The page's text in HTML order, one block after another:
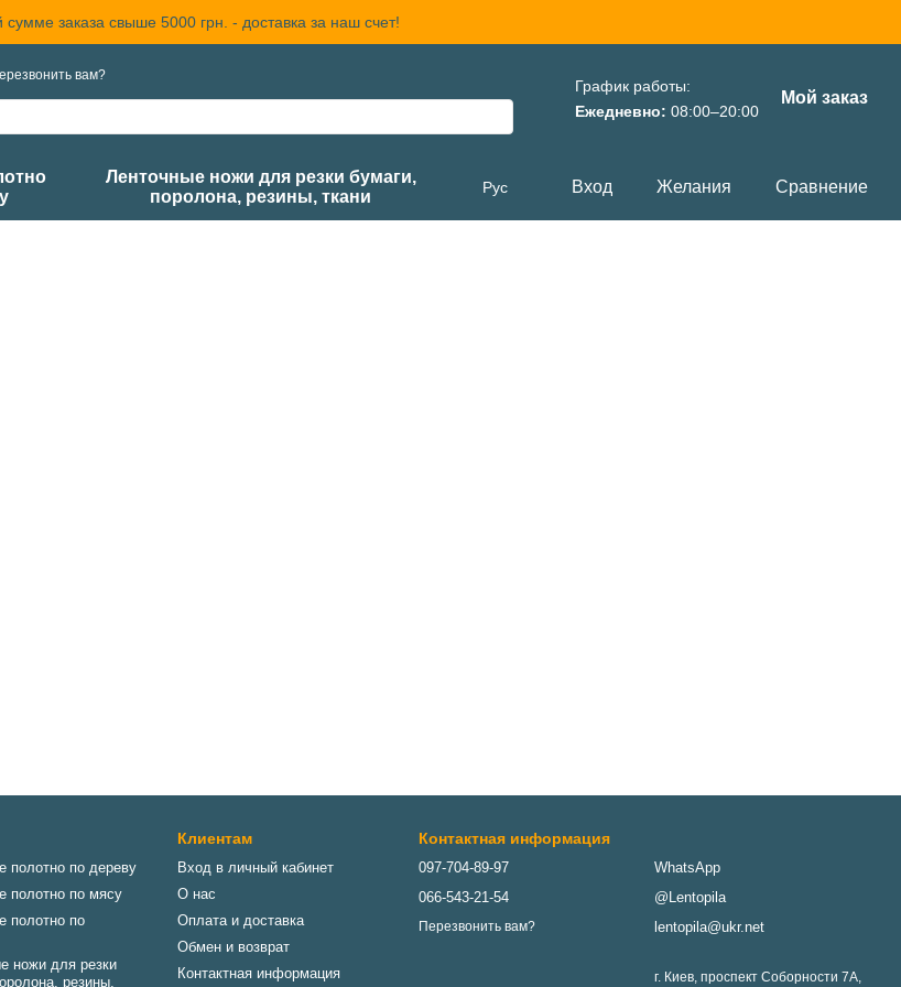
заказа свыше 5000 грн. - доставка за наш счет!
вам?
График работы:
Ежедневно: 08:00–20:00
Мой заказ
Ленточные ножи для резки бумаги,
поролона, резины, ткани
Рус Вход Желания Сравнение
полотно по дереву
полотно по мясу
полотно по
ножи для резки
резины,
Клиентам
Вход в личный кабинет
О нас
Оплата и доставка
Обмен и возврат
Контактная информация
Контактная информация
097-704-89-97
066-543-21-54
Перезвонить вам?
WhatsApp
@Lentopila
lentopila@ukr.net
г. Киев, проспект Соборности 7А,